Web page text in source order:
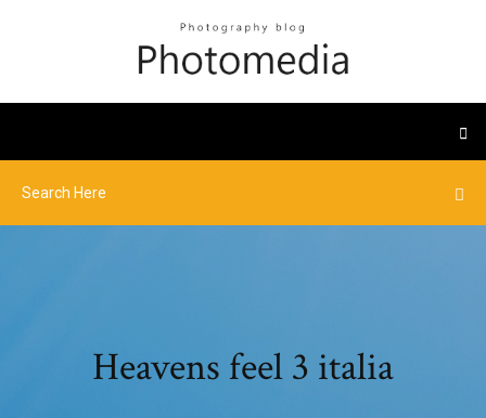
Heavens feel 3 italia